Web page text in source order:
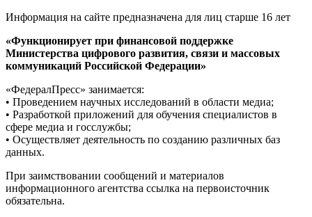
Информация на сайте предназначена для лиц старше 16 лет
«Функционирует при финансовой поддержке
Министерства цифрового развития, связи и массовых
коммуникаций Российской Федерации»
«ФедералПресс» занимается:
• Проведением научных исследований в области медиа;
• Разработкой приложений для обучения специалистов в
сфере медиа и госслужбы;
• Осуществляет деятельность по созданию различных баз
данных.
При заимствовании сообщений и материалов
информационного агентства ссылка на первоисточник
обязательна.